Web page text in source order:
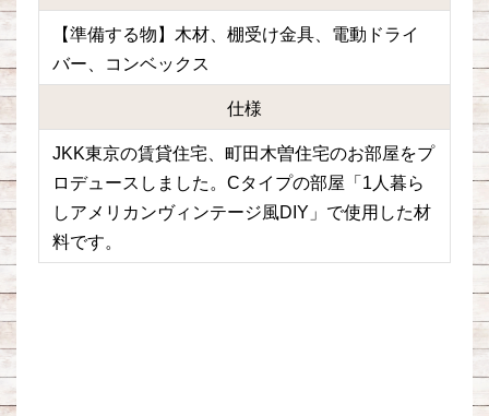
【準備する物】木材、棚受け金具、電動ドライ
バー、コンベックス
仕様
JKK東京の賃貸住宅、町田木曽住宅のお部屋をプ
ロデュースしました。Cタイプの部屋「1人暮ら
しアメリカンヴィンテージ風DIY」で使用した材
料です。